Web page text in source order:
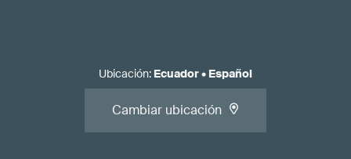
Ubicación: Ecuador• Español
Cambiar ubicación